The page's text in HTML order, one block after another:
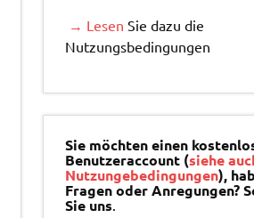
→ Lesen Sie dazu die
Nutzungsbedingungen
Sie möchten einen
Benutzeraccount (siehe
Nutzungebedingungen),
Fragen oder Anregungen?
Sie uns.